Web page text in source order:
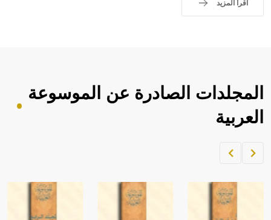
اقرأ المزيد
المجلدات الصادرة عن الموسوعة
العربية